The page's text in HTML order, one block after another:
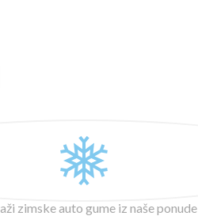
zimske auto gume iz naše ponude